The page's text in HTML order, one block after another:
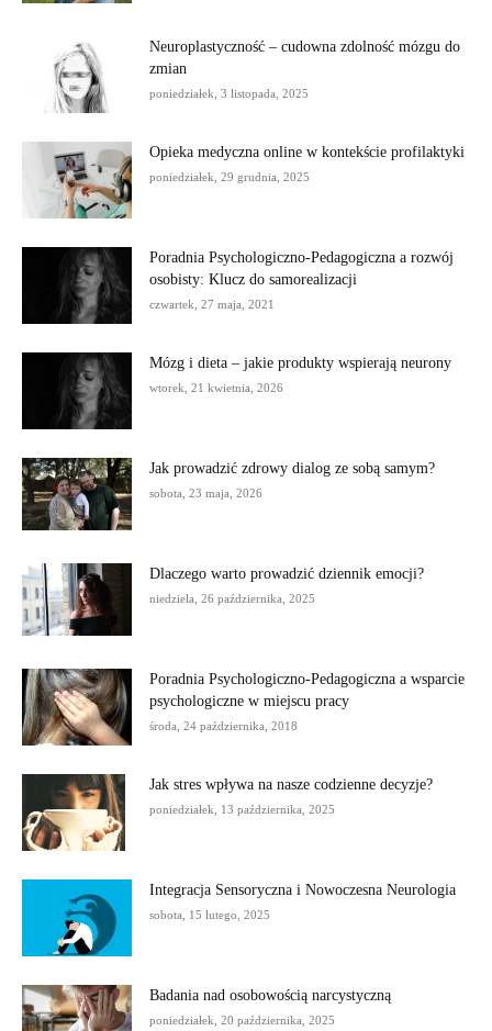
Neuroplastyczność – cudowna zdolność mózgu do
zmian
poniedziałek, 3 listopada, 2025
Opieka medyczna online w kontekście profilaktyki
poniedziałek, 29 grudnia, 2025
Poradnia Psychologiczno-Pedagogiczna a rozwój
osobisty: Klucz do samorealizacji
czwartek, 27 maja, 2021
Mózg i dieta – jakie produkty wspierają neurony
wtorek, 21 kwietnia, 2026
Jak prowadzić zdrowy dialog ze sobą samym?
sobota, 23 maja, 2026
Dlaczego warto prowadzić dziennik emocji?
niedziela, 26 października, 2025
Poradnia Psychologiczno-Pedagogiczna a wsparcie
psychologiczne w miejscu pracy
środa, 24 października, 2018
Jak stres wpływa na nasze codzienne decyzje?
poniedziałek, 13 października, 2025
Integracja Sensoryczna i Nowoczesna Neurologia
sobota, 15 lutego, 2025
Badania nad osobowością narcystyczną
poniedziałek, 20 października, 2025